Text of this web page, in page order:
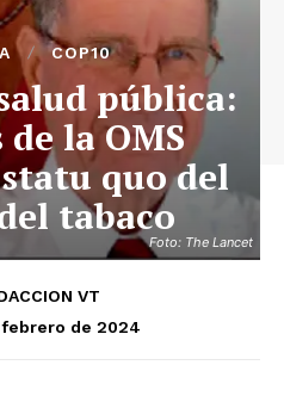
Foto: The Lancet
COP10
pública:
la OMS
quo del
tabaco
VT
de 2024